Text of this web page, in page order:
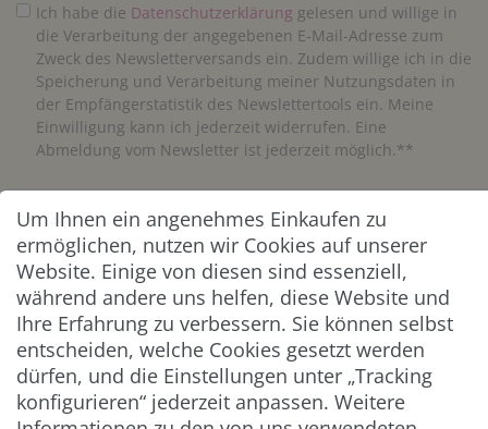
Ich habe die Daten­schutz­erklärung gelesen und willige in
die Verarbeitung der angegebenen E-Mail-Adresse zum
Zweck des Newsletterversands ein. Zudem willige ich in die
Speicherung und Verarbeitung meiner Nutzungsdaten in
der Empfängerstatistik des Newslettertools ein. Meine
Einwilligung kann ich jederzeit widerrufen. Eine
Abmeldung vom Newsletter ist jederzeit möglich.**
Abonnieren
** Hierbei handelt es sich um ein Pflichtfeld.
ZAHLUNG & VERSAND
Um Ihnen ein angenehmes Einkaufen zu
ermöglichen, nutzen wir Cookies auf unserer
Website. Einige von diesen sind essenziell,
während andere uns helfen, diese Website und
Ihre Erfahrung zu verbessern. Sie können selbst
entscheiden, welche Cookies gesetzt werden
dürfen, und die Einstellungen unter „Tracking
konfigurieren“ jederzeit anpassen. Weitere